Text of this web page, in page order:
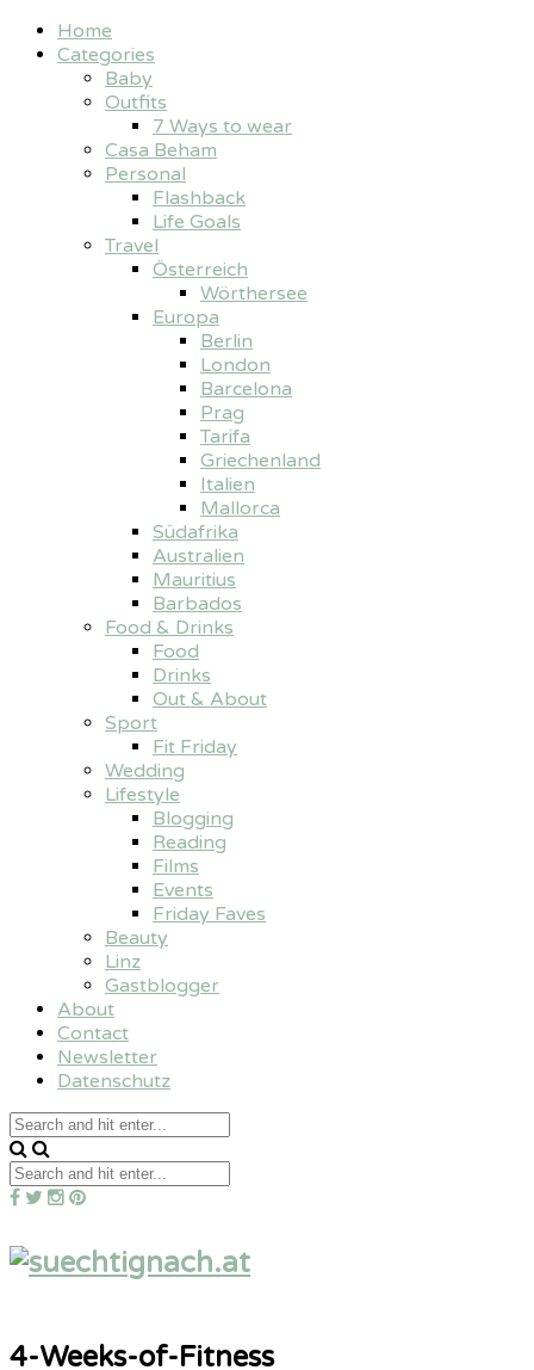
Home
Categories
Baby
Outfits
7 Ways to wear
Casa Beham
Personal
Flashback
Life Goals
Travel
Österreich
Wörthersee
Europa
Berlin
London
Barcelona
Prag
Tarifa
Griechenland
Italien
Mallorca
Südafrika
Australien
Mauritius
Barbados
Food & Drinks
Food
Drinks
Out & About
Sport
Fit Friday
Wedding
Lifestyle
Blogging
Reading
Films
Events
Friday Faves
Beauty
Linz
Gastblogger
About
Contact
Newsletter
Datenschutz
4-Weeks-of-Fitness